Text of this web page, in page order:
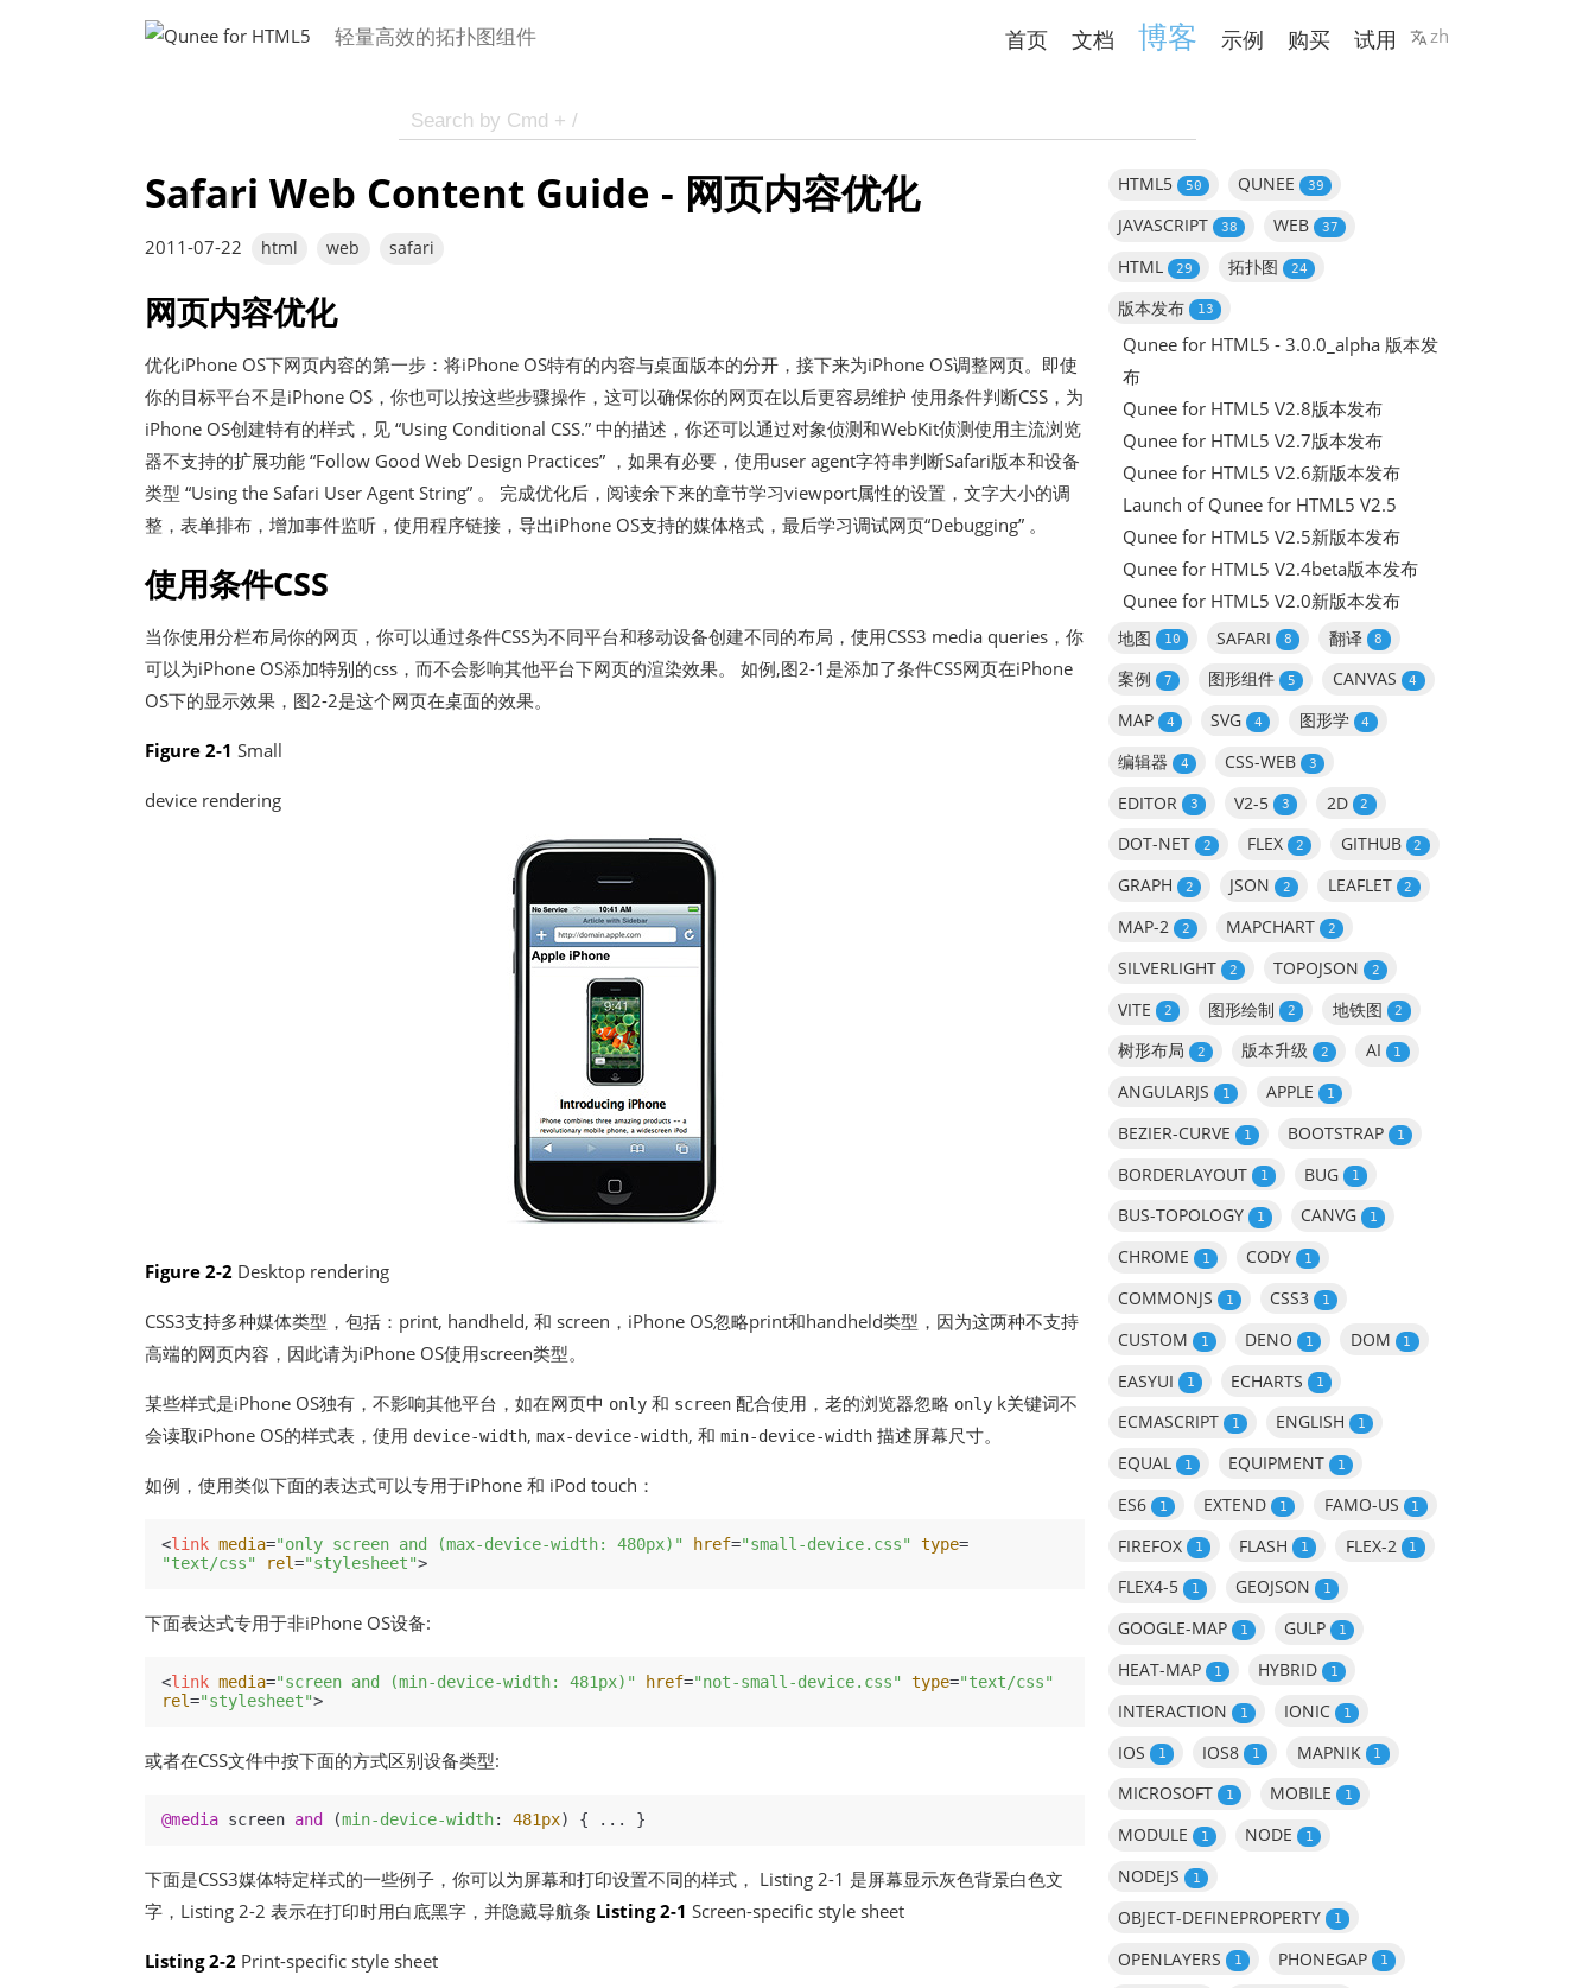
轻量高效的拓扑图组件 首页 文档 博客 示例 购买 试用 zh
Safari Web Content Guide - 网页内容优化
2011-07-22 html web safari
网页内容优化
优化iPhone OS下网页内容的第一步：将iPhone OS特有的内容与桌面版本的分开，接下来为iPhone OS调整网页。即使
你的目标平台不是iPhone OS，你也可以按这些步骤操作，这可以确保你的网页在以后更容易维护 使用条件判断CSS，为
iPhone OS创建特有的样式，见 “Using Conditional CSS.” 中的描述，你还可以通过对象侦测和WebKit侦测使用主流浏览
器不支持的扩展功能 “Follow Good Web Design Practices” ，如果有必要，使用user agent字符串判断Safari版本和设备
类型 “Using the Safari User Agent String” 。 完成优化后，阅读余下来的章节学习viewport属性的设置，文字大小的调
整，表单排布，增加事件监听，使用程序链接，导出iPhone OS支持的媒体格式，最后学习调试网页“Debugging” 。
使用条件CSS
当你使用分栏布局你的网页，你可以通过条件CSS为不同平台和移动设备创建不同的布局，使用CSS3 media queries，你
可以为iPhone OS添加特别的css，而不会影响其他平台下网页的渲染效果。 如例,图2-1是添加了条件CSS网页在iPhone
OS下的显示效果，图2-2是这个网页在桌面的效果。
Figure 2-1 Small
device rendering
Figure 2-2 Desktop rendering
CSS3支持多种媒体类型，包括：print, handheld, 和 screen，iPhone OS忽略print和handheld类型，因为这两种不支持
高端的网页内容，因此请为iPhone OS使用screen类型。
某些样式是iPhone OS独有，不影响其他平台，如在网页中 only 和 screen 配合使用，老的浏览器忽略 only k关键词不
会读取iPhone OS的样式表，使用 device-width, max-device-width, 和 min-device-width 描述屏幕尺寸。
如例，使用类似下面的表达式可以专用于iPhone 和 iPod touch：
<link media="only screen and (max-device-width: 480px)" href="small-device.css" type =
"text/css"
rel="stylesheet">
下面表达式专用于非iPhone OS设备:
<link media="screen and (min-device-width: 481px)" href="not-small-device.css" type="text/css"
rel="stylesheet">
或者在CSS文件中按下面的方式区别设备类型:
@media screen and (min-device-width: 481px
下面是CSS3媒体特定样式的一些例子，你可以为屏幕和打印设置不同的样式， Listing 2-1 是屏幕显示灰色背景白色文
字，Listing 2-2 表示在打印时用白底黑字，并隐藏导航条 Listing 2-1 Screen-specific style sheet
Listing 2-2 Print-specific style sheet
HTML5 50 QUNEE 39
JAVASCRIPT 38 WEB 37
HTML 29 拓扑图 24
版本发布 13
Qunee for HTML5 - 3.0.0_alpha 版本发
布
Qunee for HTML5 V2.8版本发布
Qunee for HTML5 V2.7版本发布
Qunee for HTML5 V2.6新版本发布
Launch of Qunee for HTML5 V2.5
Qunee for HTML5 V2.5新版本发布
Qunee for HTML5 V2.4beta版本发布
Qunee for HTML5 V2.0新版本发布
地图 10 SAFARI 8 翻译 8
案例 7 图形组件 5 CANVAS 4
MAP 4 SVG 4 图形学 4
编辑器 4 CSS-WEB 3
EDITOR 3 V2-5 3 2D 2
DOT-NET 2 FLEX 2 GITHUB 2
GRAPH 2 JSON 2 LEAFLET 2
MAP-2 2 MAPCHART 2
SILVERLIGHT 2 TOPOJSON 2
VITE 2 图形绘制 2 地铁图 2
树形布局 2 版本升级 2 AI 1
ANGULARJS 1 APPLE 1
BEZIER-CURVE 1 BOOTSTRAP 1
BORDERLAYOUT 1 BUG 1
BUS-TOPOLOGY 1 CANVG 1
CHROME 1 CODY 1
COMMONJS 1 CSS3 1
CUSTOM 1 DENO 1 DOM 1
EASYUI 1 ECHARTS 1
ECMASCRIPT 1 ENGLISH 1
EQUAL 1 EQUIPMENT 1
ES6 1 EXTEND 1 FAMO-US 1
FIREFOX 1 FLASH 1 FLEX-2 1
FLEX4-5 1 GEOJSON 1
GOOGLE-MAP 1 GULP 1
HEAT-MAP 1 HYBRID 1
INTERACTION 1 IONIC 1
IOS 1 IOS8 1 MAPNIK 1
MICROSOFT 1 MOBILE 1
MODULE 1 NODE 1
NODEJS 1
OBJECT-DEFINEPROPERTY 1
OPENLAYERS 1 PHONEGAP 1